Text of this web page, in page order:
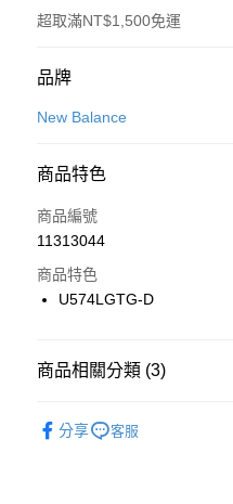
超取滿NT$1,500免運
付款方式
信用卡一次付款
合作金庫商業銀行
華南商業銀行
上海商業儲蓄銀行
國泰世華商業銀行
聯邦商業銀行
台新國際商業銀行
LINE Pay
Apple Pay
【關於「AFTEE先享後付」】
品牌
New Balance
商品特色
商品編號
11313044
商品特色
U574LGTG-D
商品相關分類 (3)
分享 客服